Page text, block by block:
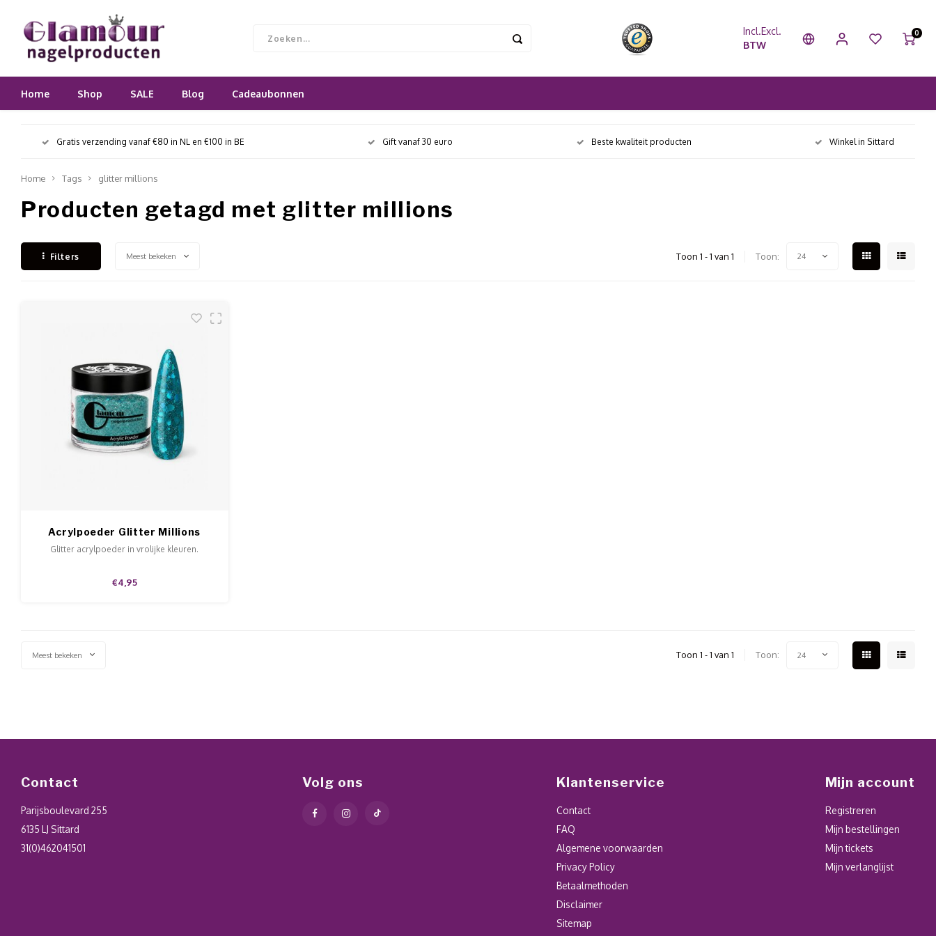
Incl.Excl.
BTW
0
Home Shop SALE Blog Cadeaubonnen
Gratis verzending vanaf €80 in NL en €100 in BE Gift vanaf 30 euro Beste kwaliteit producten Winkel in Sittard
Home Tags glitter millions
Producten getagd met glitter millions
Filters Meest bekeken Toon 1 - 1 van 1 Toon: 24
Acrylpoeder Glitter Millions
Glitter acrylpoeder in vrolijke kleuren.
€4,95
Meest bekeken Toon 1 - 1 van 1 Toon: 24
Contact
Parijsboulevard 255
6135 LJ Sittard
31(0)462041501
Volg ons Klantenservice
Contact
FAQ
Algemene voorwaarden
Privacy Policy
Betaalmethoden
Disclaimer
Sitemap
Mijn account
Registreren
Mijn bestellingen
Mijn tickets
Mijn verlanglijst